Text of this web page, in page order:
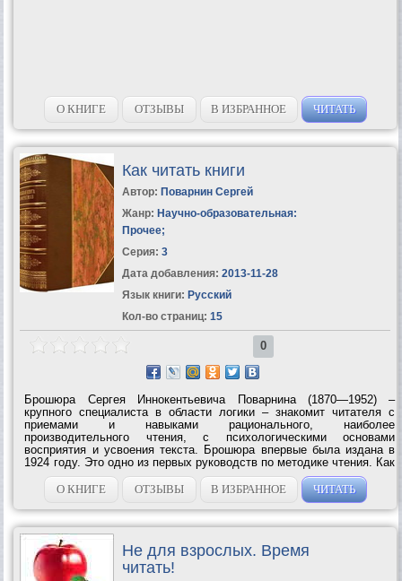
О КНИГЕ ОТЗЫВЫ В ИЗБРАННОЕ ЧИТАТЬ
Как читать книги
Автор: Поварнин Сергей
Жанр: Научно-образовательная:
Прочее;
Серия: 3
Дата добавления: 2013-11-28
Язык книги: Русский
Кол-во страниц: 15
0
Брошюра Сергея Иннокентьевича Поварнина (1870—1952) –
крупного специалиста в области логики – знакомит читателя с
приемами и навыками рационального, наиболее
производительного чтения, с психологическими основами
восприятия и усвоения текста. Брошюра впервые была издана в
1924 году. Это одно из первых руководств по методике чтения. Как
писал C. И. Пoварнин в предисловии к изданию 1924 года, – это
«краткое введение в искусство чтения»....
О КНИГЕ ОТЗЫВЫ В ИЗБРАННОЕ ЧИТАТЬ
Не для взрослых. Время
читать!